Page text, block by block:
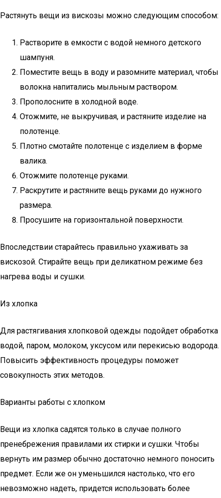
Растянуть вещи из вискозы можно следующим способом:
Растворите в емкости с водой немного детского
шампуня.
Поместите вещь в воду и разомните материал, чтобы
волокна напитались мыльным раствором.
Прополосните в холодной воде.
Отожмите, не выкручивая, и растяните изделие на
полотенце.
Плотно смотайте полотенце с изделием в форме
валика.
Отожмите полотенце руками.
Раскрутите и растяните вещь руками до нужного
размера.
Просушите на горизонтальной поверхности.
Впоследствии старайтесь правильно ухаживать за
вискозой. Стирайте вещь при деликатном режиме без
нагрева воды и сушки.
Из хлопка
Для растягивания хлопковой одежды подойдет обработка
водой, паром, молоком, уксусом или перекисью водорода.
Повысить эффективность процедуры поможет
совокупность этих методов.
Варианты работы с хлопком
Вещи из хлопка садятся только в случае полного
пренебрежения правилами их стирки и сушки. Чтобы
вернуть им размер обычно достаточно немного поносить
предмет. Если же он уменьшился настолько, что его
невозможно надеть, придется использовать более